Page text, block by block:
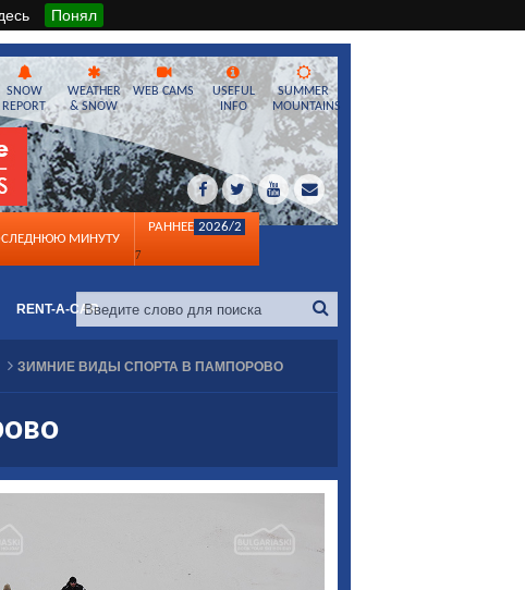
Понял
МИНУТУ
РАННЕЕ 2026/2
7
RENT-A-CAR
SNOW
REPORT
WEATHER
& SNOW
WEB CAMS
USEFUL
INFO
SUMMER
MOUNTAINS
ЗИМНИЕ ВИДЫ СПОРТА В ПАМПОРОВО